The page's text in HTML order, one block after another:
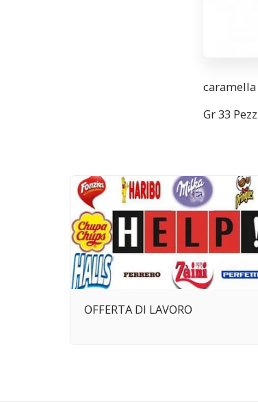
Gr 33
OFFERTA DI LAVORO